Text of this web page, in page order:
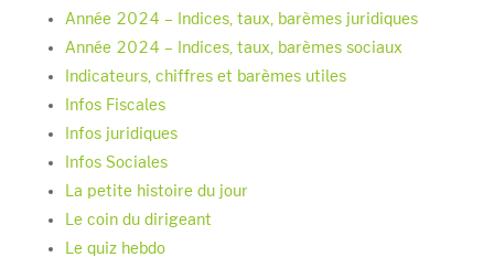
Année 2024 – Indices, taux, barèmes juridiques
Année 2024 – Indices, taux, barèmes sociaux
Indicateurs, chiffres et barèmes utiles
Infos Fiscales
Infos juridiques
Infos Sociales
La petite histoire du jour
Le coin du dirigeant
Le quiz hebdo